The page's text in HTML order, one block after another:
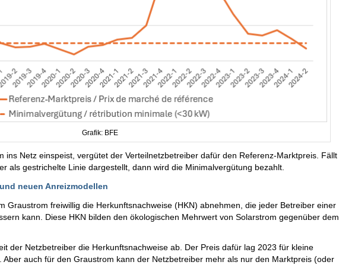
Grafik: BFE
ins Netz einspeist, vergütet der Verteilnetzbetreiber dafür den Referenz-Marktpreis. Fällt
als gestrichelte Linie dargestellt, dann wird die Minimalvergütung bezahlt.
neuen Anreizmodellen
Graustrom freiwillig die Herkunftsnachweise (HKN) abnehmen, die jeder Betreiber einer
kann. Diese HKN bilden den ökologischen Mehrwert von Solarstrom gegenüber dem
der Netzbetreiber die Herkunftsnachweise ab. Der Preis dafür lag 2023 für kleine
Aber auch für den Graustrom kann der Netzbetreiber mehr als nur den Marktpreis (oder